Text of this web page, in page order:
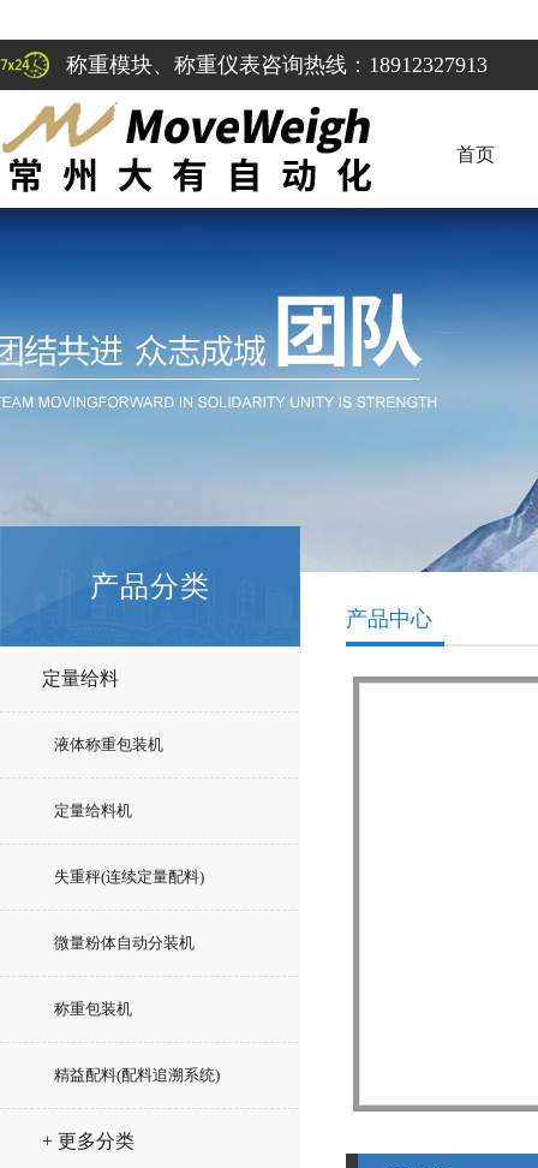
称重模块、称重仪表咨询热线：18912327913
首页
产品分类
定量给料
液体称重包装机
定量给料机
失重秤(连续定量配料)
微量粉体自动分装机
称重包装机
精益配料(配料追溯系统)
+ 更多分类
产品中心